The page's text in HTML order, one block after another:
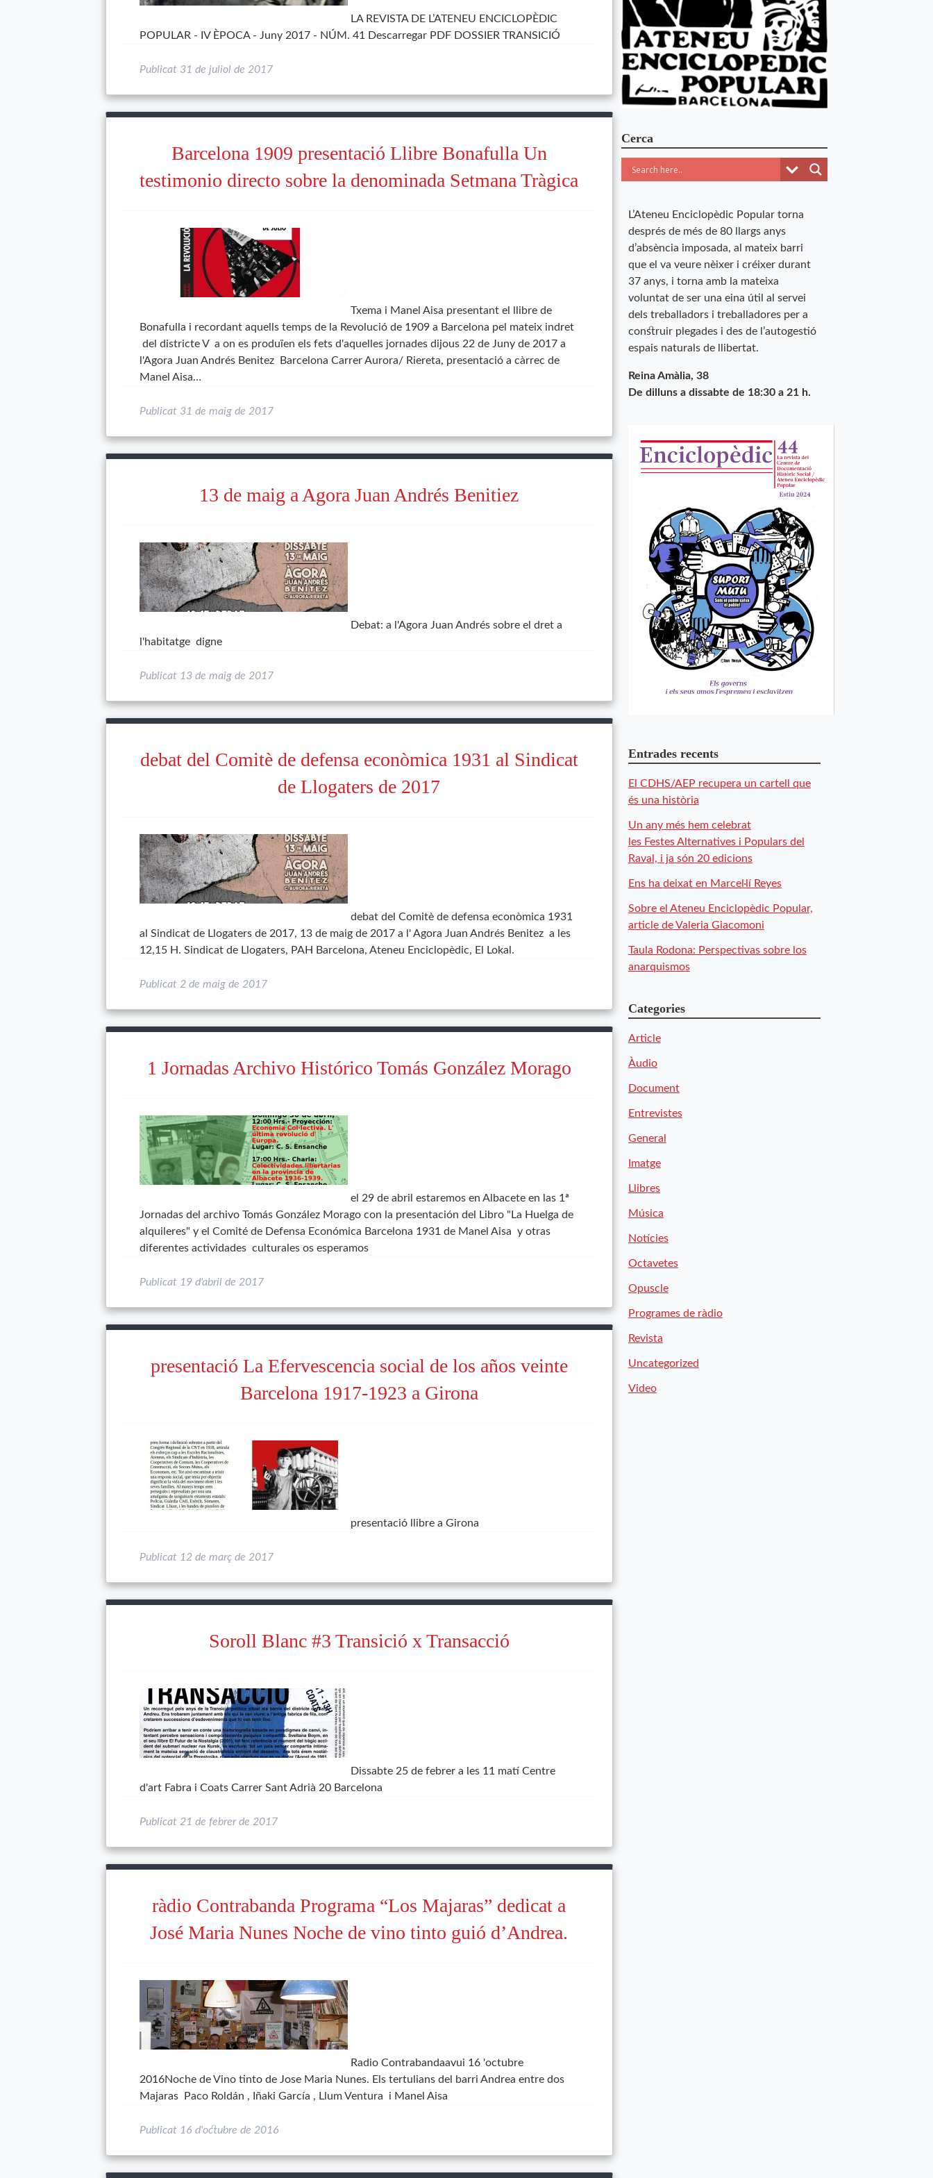
LA REVISTA DE L’ATENEU ENCICLOPÈDIC
POPULAR - IV ÈPOCA - Juny 2017 - NÚM. 41 Descarregar PDF DOSSIER TRANSICIÓ
Publicat 31 de juliol de 2017
Barcelona 1909 presentació Llibre Bonafulla Un
testimonio directo sobre la denominada Setmana Tràgica
Txema i Manel Aisa presentant el llibre de
Bonafulla i recordant aquells temps de la Revolució de 1909 a Barcelona pel mateix indret
del districte V a on es produïen els fets d'aquelles jornades dijous 22 de Juny de 2017 a
l'Agora Juan Andrés Benitez Barcelona Carrer Aurora/ Riereta, presentació a càrrec de
Manel Aisa…
Publicat 31 de maig de 2017
13 de maig a Agora Juan Andrés Benitiez
Debat: a l'Agora Juan Andrés sobre el dret a
l'habitatge digne
Publicat 13 de maig de 2017
debat del Comitè de defensa econòmica 1931 al Sindicat
de Llogaters de 2017
debat del Comitè de defensa econòmica 1931
al Sindicat de Llogaters de 2017, 13 de maig de 2017 a l' Agora Juan Andrés Benitez a les
12,15 H. Sindicat de Llogaters, PAH Barcelona, Ateneu Enciclopèdic, El Lokal.
Publicat 2 de maig de 2017
1 Jornadas Archivo Histórico Tomás González Morago
el 29 de abril estaremos en Albacete en las 1ª
Jornadas del archivo Tomás González Morago con la presentación del Libro "La Huelga de
alquileres" y el Comité de Defensa Económica Barcelona 1931 de Manel Aisa y otras
diferentes actividades culturales os esperamos
Publicat 19 d'abril de 2017
presentació La Efervescencia social de los años veinte
Barcelona 1917-1923 a Girona
presentació llibre a Girona
Publicat 12 de març de 2017
Soroll Blanc #3 Transició x Transacció
Dissabte 25 de febrer a les 11 matí Centre
d'art Fabra i Coats Carrer Sant Adrià 20 Barcelona
Publicat 21 de febrer de 2017
ràdio Contrabanda Programa “Los Majaras” dedicat a
José Maria Nunes Noche de vino tinto guió d’Andrea.
Radio Contrabandaavui 16 'octubre
2016Noche de Vino tinto de Jose Maria Nunes. Els tertulians del barri Andrea entre dos
Majaras Paco Roldán , Iñaki García , Llum Ventura i Manel Aisa
Publicat 16 d'octubre de 2016
Cerca
L’Ateneu Enciclopèdic Popular torna
després de més de 80 llargs anys
d’absència imposada, al mateix barri
que el va veure nèixer i créixer durant
37 anys, i torna amb la mateixa
voluntat de ser una eina útil al servei
dels treballadors i treballadores per a
construir plegades i des de l’autogestió
espais naturals de llibertat.
Reina Amàlia, 38
De dilluns a dissabte de 18:30 a 21 h.
Entrades recents
El CDHS/AEP recupera un cartell que
és una història
Un any més hem celebrat
les Festes Alternatives i Populars del
Raval, i ja són 20 edicions
Ens ha deixat en Marcel·lí Reyes
Sobre el Ateneu Enciclopèdic Popular,
article de Valeria Giacomoni
Taula Rodona: Perspectivas sobre los
anarquismos
Categories
Article
Àudio
Document
Entrevistes
General
Imatge
Llibres
Música
Notícies
Octavetes
Opuscle
Programes de ràdio
Revista
Uncategorized
Video